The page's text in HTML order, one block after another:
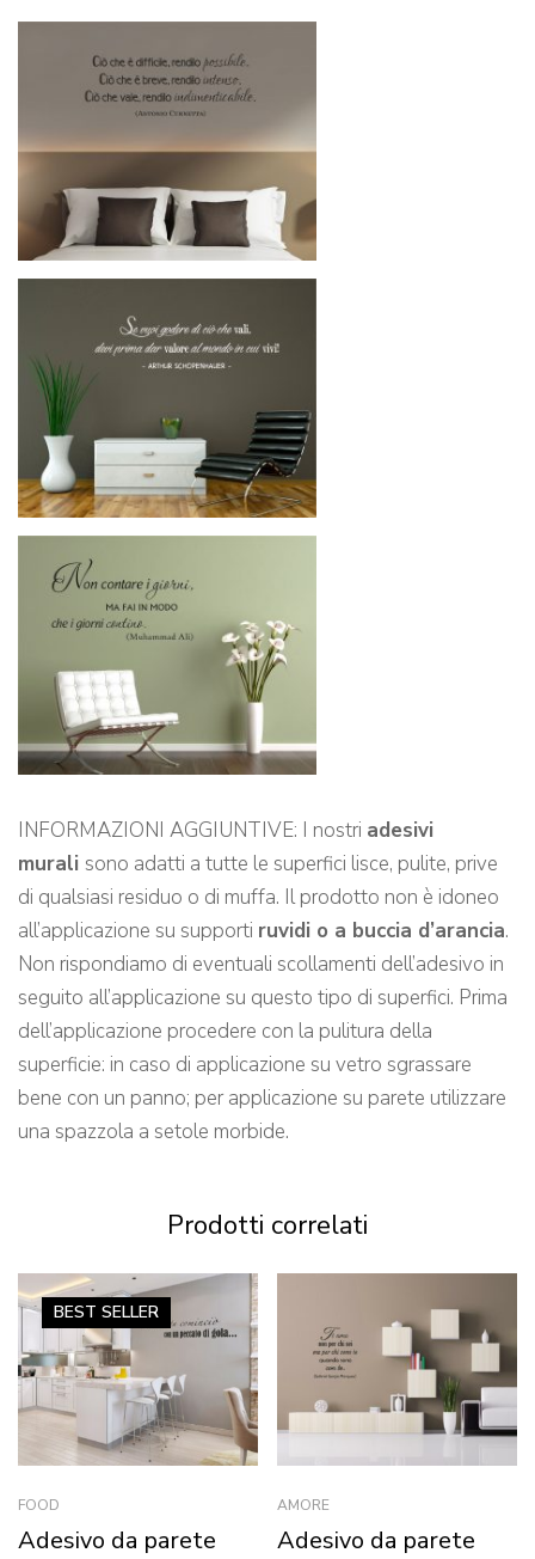
INFORMAZIONI AGGIUNTIVE: I nostri adesivi
murali sono adatti a tutte le superfici lisce, pulite, prive
di qualsiasi residuo o di muffa. Il prodotto non è idoneo
all’applicazione su supporti ruvidi o a buccia d’arancia.
Non rispondiamo di eventuali scollamenti dell’adesivo in
seguito all’applicazione su questo tipo di superfici. Prima
dell’applicazione procedere con la pulitura della
superficie: in caso di applicazione su vetro sgrassare
bene con un panno; per applicazione su parete utilizzare
una spazzola a setole morbide.
Prodotti correlati
BEST SELLER
FOOD
Adesivo da parete
AMORE
Adesivo da parete